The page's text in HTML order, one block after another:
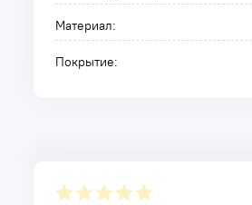
Материал:
Покрытие: